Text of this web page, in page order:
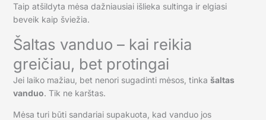
Taip atšildyta mėsa dažniausiai išlieka sultinga ir elgiasi
beveik kaip šviežia.
Šaltas vanduo – kai reikia
greičiau, bet protingai
Jei laiko mažiau, bet nenori sugadinti mėsos, tinka šaltas
vanduo. Tik ne karštas.
Mėsa turi būti sandariai supakuota, kad vanduo jos